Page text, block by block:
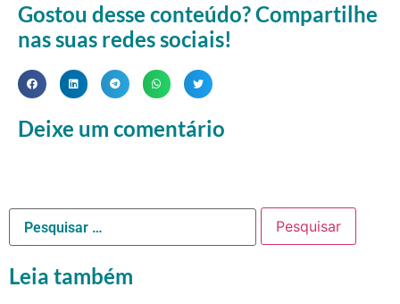
Gostou desse conteúdo? Compartilhe
nas suas redes sociais!
Deixe um comentário
Leia também